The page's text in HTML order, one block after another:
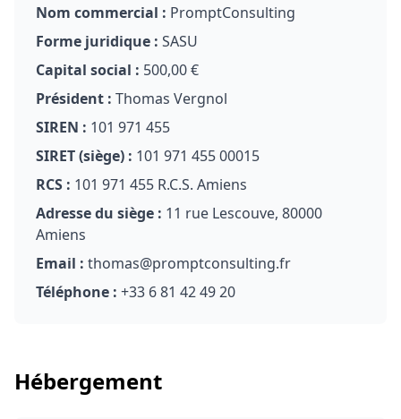
Nom commercial : PromptConsulting
Forme juridique : SASU
Capital social : 500,00 €
Président : Thomas Vergnol
SIREN : 101 971 455
SIRET (siège) : 101 971 455 00015
RCS : 101 971 455 R.C.S. Amiens
Adresse du siège : 11 rue Lescouve, 80000
Amiens
Email : thomas@promptconsulting.fr
Téléphone : +33 6 81 42 49 20
Hébergement